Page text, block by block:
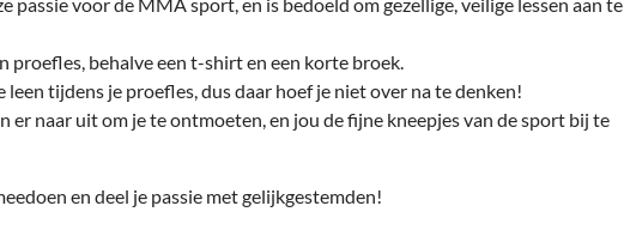
proefles, behalve een t-shirt en een korte broek.
tijdens je proefles, dus daar hoef je niet over na te denken!
er naar uit om je te ontmoeten, en jou de fijne kneepjes van de sport bij te
en deel je passie met gelijkgestemden!